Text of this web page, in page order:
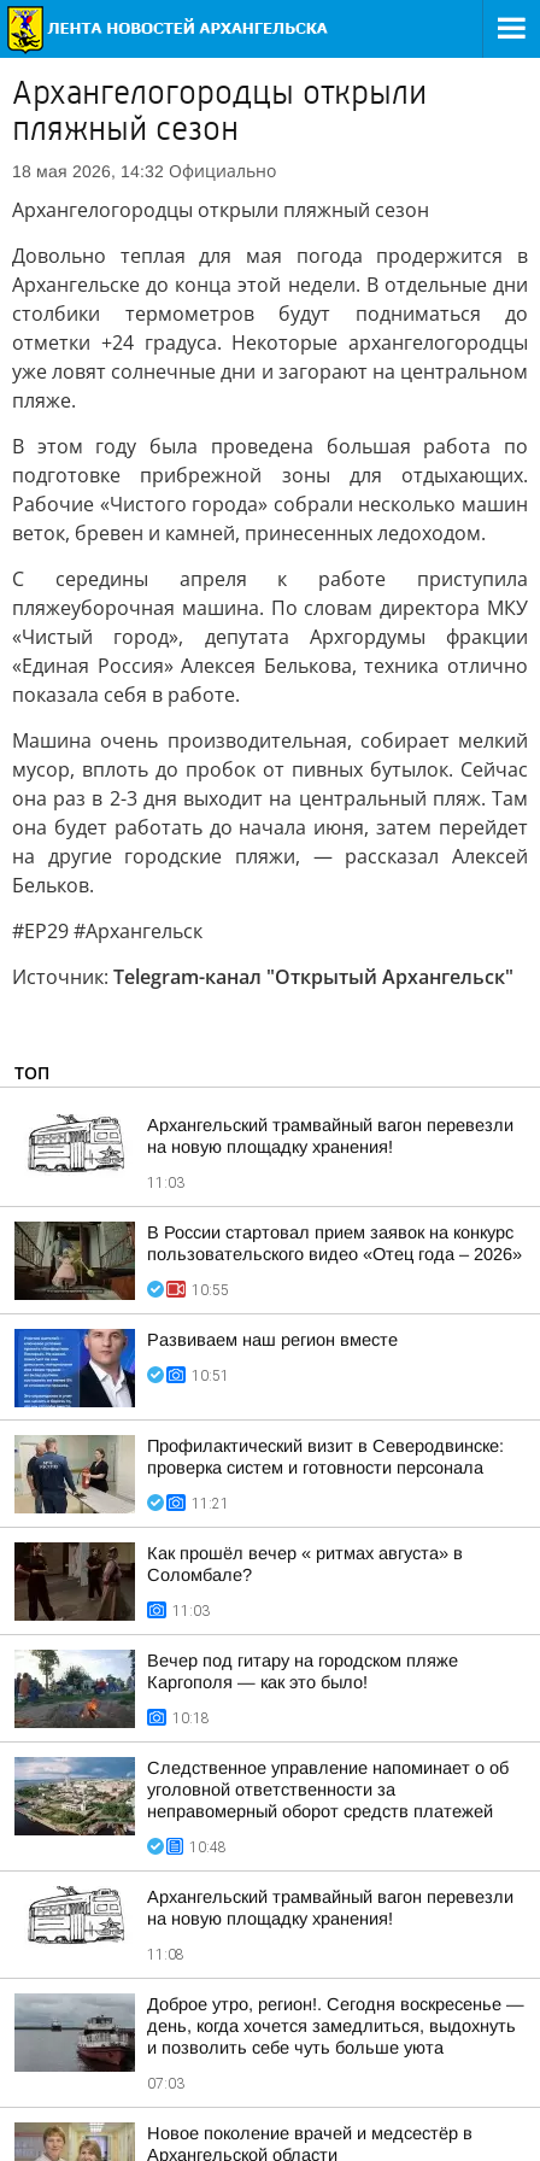
Архангелогородцы открыли
пляжный сезон
18 мая 2026, 14:32 Официально
Архангелогородцы открыли пляжный сезон
Довольно теплая для мая погода продержится в
Архангельске до конца этой недели. В отдельные дни
столбики термометров будут подниматься до
отметки +24 градуса. Некоторые архангелогородцы
уже ловят солнечные дни и загорают на центральном
пляже.
В этом году была проведена большая работа по
подготовке прибрежной зоны для отдыхающих.
Рабочие «Чистого города» собрали несколько машин
веток, бревен и камней, принесенных ледоходом.
С середины апреля к работе приступила
пляжеуборочная машина. По словам директора МКУ
«Чистый город», депутата Архгордумы фракции
«Единая Россия» Алексея Белькова, техника отлично
показала себя в работе.
Машина очень производительная, собирает мелкий
мусор, вплоть до пробок от пивных бутылок. Сейчас
она раз в 2-3 дня выходит на центральный пляж. Там
она будет работать до начала июня, затем перейдет
на другие городские пляжи, — рассказал Алексей
Бельков.
#ЕР29 #Архангельск
Источник: Telegram-канал "Открытый Архангельск"
ТОП
Архангельский трамвайный вагон перевезли
на новую площадку хранения!
11:03
В России стартовал прием заявок на конкурс
пользовательского видео «Отец года – 2026»
10:55
Развиваем наш регион вместе
10:51
Профилактический визит в Северодвинске:
проверка систем и готовности персонала
11:21
Как прошёл вечер « ритмах августа» в
Соломбале?
11:03
Вечер под гитару на городском пляже
Каргополя — как это было!
10:18
Следственное управление напоминает о об
уголовной ответственности за
неправомерный оборот средств платежей
10:48
Архангельский трамвайный вагон перевезли
на новую площадку хранения!
11:08
Доброе утро, регион!. Сегодня воскресенье —
день, когда хочется замедлиться, выдохнуть
и позволить себе чуть больше уюта
07:03
Новое поколение врачей и медсестёр в
Архангельской области